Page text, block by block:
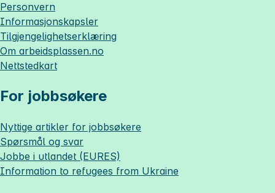
Personvern
Informasjonskapsler
Tilgjengelighetserklæring
Om arbeidsplassen.no
Nettstedkart
For jobbsøkere
Nyttige artikler for jobbsøkere
Spørsmål og svar
Jobbe i utlandet (EURES)
Information to refugees from Ukraine